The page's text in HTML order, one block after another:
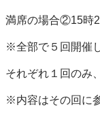
満席の場合②15時
※全部で５回開催
それぞれ１回のみ
※内容はその回に